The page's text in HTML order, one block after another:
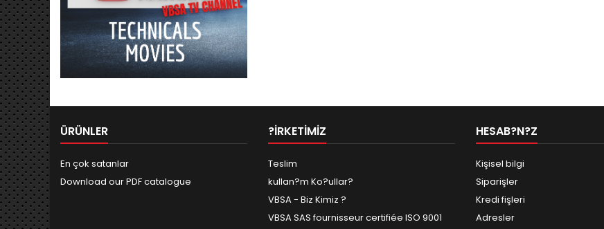
ÜRÜNLER
En çok satanlar
Download our PDF catalogue
?IRKETIMIZ
Teslim
kullan?m Ko?ullar?
VBSA - Biz Kimiz ?
VBSA SAS fournisseur certifiée ISO 9001
HESAB?N?Z
Kişisel bilgi
Siparişler
Kredi fişleri
Adresler